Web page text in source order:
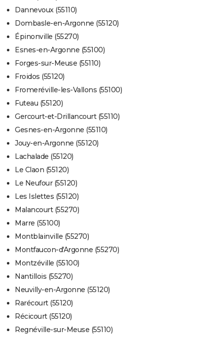
Dannevoux (55110)
Dombasle-en-Argonne (55120)
Épinonville (55270)
Esnes-en-Argonne (55100)
Forges-sur-Meuse (55110)
Froidos (55120)
Fromeréville-les-Vallons (55100)
Futeau (55120)
Gercourt-et-Drillancourt (55110)
Gesnes-en-Argonne (55110)
Jouy-en-Argonne (55120)
Lachalade (55120)
Le Claon (55120)
Le Neufour (55120)
Les Islettes (55120)
Malancourt (55270)
Marre (55100)
Montblainville (55270)
Montfaucon-d'Argonne (55270)
Montzéville (55100)
Nantillois (55270)
Neuvilly-en-Argonne (55120)
Rarécourt (55120)
Récicourt (55120)
Regnéville-sur-Meuse (55110)